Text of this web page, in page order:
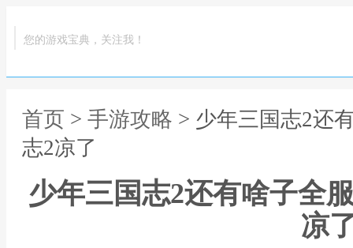
您的游戏宝典，关注我！
首页 > 手游攻略 > 少年三国志2还
志2凉了
少年三国志2还有啥子全
凉